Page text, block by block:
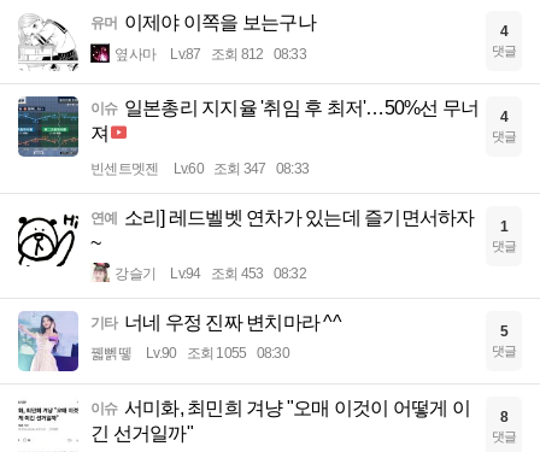
유머 이제야 이쪽을 보는구나
옆사마 Lv.87 조회 812 08:33
4
댓글
이슈 일본총리 지지율 '취임 후 최저'…50%선 무너
져
빈센트멧젠 Lv.60 조회 347 08:33
4
댓글
연예 소리] 레드벨벳 연차가 있는데 즐기면서하자
~
강슬기 Lv.94 조회 453 08:32
1
댓글
기타 너네 우정 진짜 변치마라 ^^
꿻뻵뗗 Lv.90 조회 1055 08:30
5
댓글
이슈 서미화, 최민희 겨냥 "오매 이것이 어떻게 이
긴 선거일까"
8
댓글